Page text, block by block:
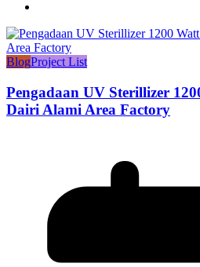
BlogProject List
Pengadaan UV Sterillizer
Dairi Alami Area Factory